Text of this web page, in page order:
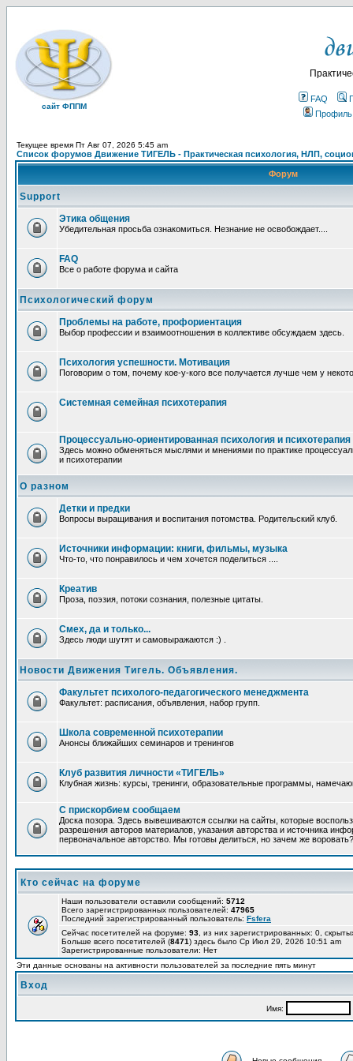
сайт ФППМ
FAQ
Профиль
Текущее время Пт Авг 07, 2026 5:45 am
Список форумов Движение ТИГЕЛЬ - Практическая психология, НЛП,
Форум
Support
Этика общения
Убедительная просьба ознакомиться. Незнание не освобождает....
FAQ
Все о работе форума и сайта
Психологический форум
Проблемы на работе, профориентация
Выбор профессии и взаимоотношения в коллективе обсуждаем здесь.
Психология успешности. Мотивация
Поговорим о том, почему кое-у-кого все получается лучше чем у
Системная семейная психотерапия
Процессуально-ориентированная психология и психотерапия
Здесь можно обменяться мыслями и мнениями по практике
и психотерапии
О разном
Детки и предки
Вопросы выращивания и воспитания потомства. Родительский клуб.
Источники информации: книги, фильмы, музыка
Что-то, что понравилось и чем хочется поделиться ....
Креатив
Проза, поэзия, потоки сознания, полезные цитаты.
Смех, да и только...
Здесь люди шутят и самовыражаются :) .
Новости Движения Тигель. Объявления.
Факультет психолого-педагогического менеджмента
Факультет: расписания, объявления, набор групп.
Школа современной психотерапии
Анонсы ближайших семинаров и тренингов
Клуб развития личности «ТИГЕЛЬ»
Клубная жизнь: курсы, тренинги, образовательные программы,
С прискорбием сообщаем
Доска позора. Здесь вывешиваются ссылки на сайты, которые
разрешения авторов материалов, указания авторства и источника
первоначальное авторство. Мы готовы делиться, но зачем же воровать?
Кто сейчас на форуме
Наши пользователи оставили сообщений: 5712
Всего зарегистрированных пользователей: 47965
Последний зарегистрированный пользователь: Fsfera
Сейчас посетителей на форуме: 93 , из них зарегистрированных: 0,
Больше всего посетителей (8471) здесь было Ср Июл 29, 2026 10:51 am
Зарегистрированные пользователи: Нет
Эти данные основаны на активности пользователей за последние пять минут
Вход
Имя: